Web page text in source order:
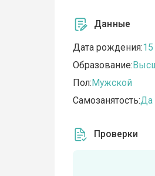
Данные
Дата рождения:15
Образование:
Пол:Мужской
Самозанятость:Да
Проверки